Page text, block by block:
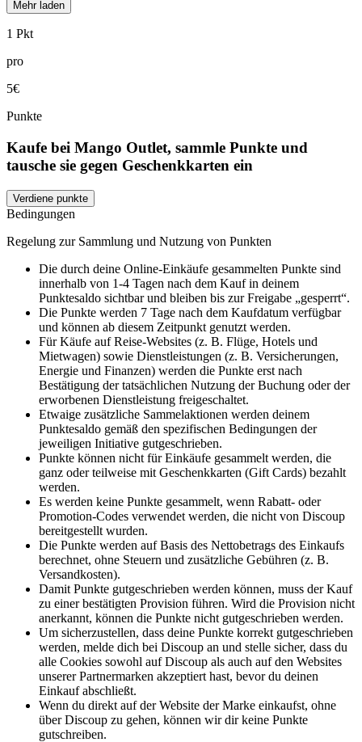
Mehr laden
1 Pkt
pro
5€
Punkte
Kaufe bei Mango Outlet, sammle Punkte und
tausche sie gegen Geschenkkarten ein
Verdiene punkte
Bedingungen
Regelung zur Sammlung und Nutzung von Punkten
Die durch deine Online-Einkäufe gesammelten Punkte sind
innerhalb von 1-4 Tagen nach dem Kauf in deinem
Punktesaldo sichtbar und bleiben bis zur Freigabe „gesperrt“.
Die Punkte werden 7 Tage nach dem Kaufdatum verfügbar
und können ab diesem Zeitpunkt genutzt werden.
Für Käufe auf Reise-Websites (z. B. Flüge, Hotels und
Mietwagen) sowie Dienstleistungen (z. B. Versicherungen,
Energie und Finanzen) werden die Punkte erst nach
Bestätigung der tatsächlichen Nutzung der Buchung oder der
erworbenen Dienstleistung freigeschaltet.
Etwaige zusätzliche Sammelaktionen werden deinem
Punktesaldo gemäß den spezifischen Bedingungen der
jeweiligen Initiative gutgeschrieben.
Punkte können nicht für Einkäufe gesammelt werden, die
ganz oder teilweise mit Geschenkkarten (Gift Cards) bezahlt
werden.
Es werden keine Punkte gesammelt, wenn Rabatt- oder
Promotion-Codes verwendet werden, die nicht von Discoup
bereitgestellt wurden.
Die Punkte werden auf Basis des Nettobetrags des Einkaufs
berechnet, ohne Steuern und zusätzliche Gebühren (z. B.
Versandkosten).
Damit Punkte gutgeschrieben werden können, muss der Kauf
zu einer bestätigten Provision führen. Wird die Provision nicht
anerkannt, können die Punkte nicht gutgeschrieben werden.
Um sicherzustellen, dass deine Punkte korrekt gutgeschrieben
werden, melde dich bei Discoup an und stelle sicher, dass du
alle Cookies sowohl auf Discoup als auch auf den Websites
unserer Partnermarken akzeptiert hast, bevor du deinen
Einkauf abschließt.
Wenn du direkt auf der Website der Marke einkaufst, ohne
über Discoup zu gehen, können wir dir keine Punkte
gutschreiben.